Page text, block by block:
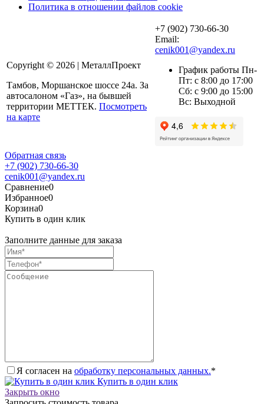
Политика в отношении файлов cookie
Copyright © 2026 | МеталлПроект
Тамбов, Моршанское шоссе 24а. За
автосалоном «Газ», на бывшей
территории МЕТТЕК.Посмотреть
на карте
+7 (902) 730-66-30
Email:
cenik001@yandex.ru
График работы Пн-
Пт: с 8:00 до 17:00
Сб: с 9:00 до 15:00
Вс: Выходной
Обратная связь
+7 (902) 730-66-30
cenik001@yandex.ru
Сравнение0
Избранное0
Корзина0
Купить в один клик
Заполните данные для заказа
Я согласен наобработку персональных данных.*
Купить в один клик
Закрыть окно